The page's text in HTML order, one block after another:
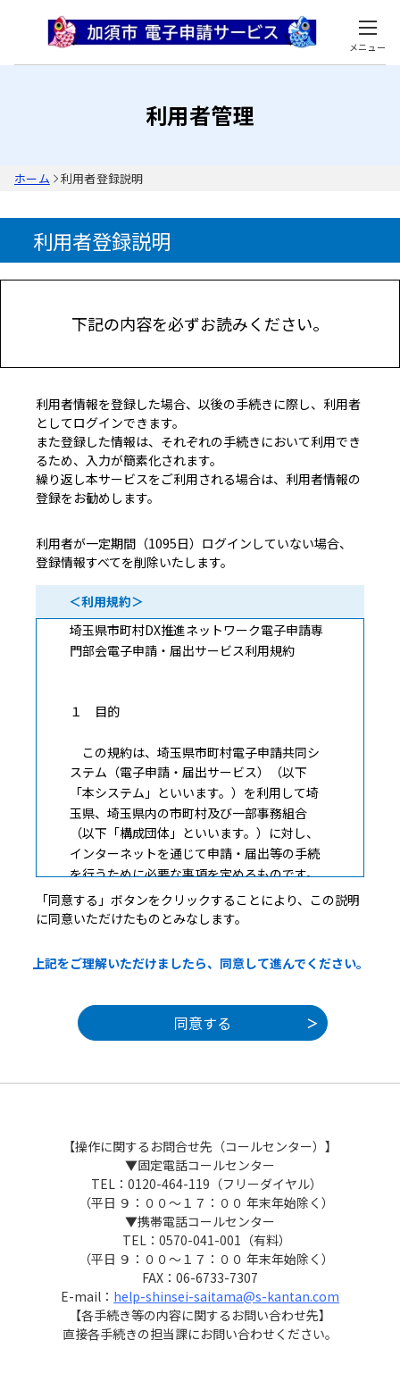
メニュー
利用者管理
ホーム 利用者登録説明
利用者登録説明
下記の内容を必ずお読みください。
利用者情報を登録した場合、以後の手続きに際し、利用者
としてログインできます。
また登録した情報は、それぞれの手続きにおいて利用でき
るため、入力が簡素化されます。
繰り返し本サービスをご利用される場合は、利用者情報の
登録をお勧めします。
利用者が一定期間（1095日）ログインしていない場合、
登録情報すべてを削除いたします。
＜利用規約＞
埼玉県市町村DX推進ネットワーク電子申請専
門部会電子申請・届出サービス利用規約
１ 目的
この規約は、埼玉県市町村電子申請共同シ
ステム（電子申請・届出サービス）（以下
「本システム」といいます。）を利用して埼
玉県、埼玉県内の市町村及び一部事務組合
（以下「構成団体」といいます。）に対し、
インターネットを通じて申請・届出等の手続
を行うために必要な事項を定めるものです。
本システムを利用して申請・届出等手続を
要です。このことを前提に、構成団体は本シ
ステムのサービスを提供します。本システム
みについても、この規約に同意したものとみ
なします。
３ 利用者ＩＤ・パスワード等の登録・変更
本システムを利用して申請・届出等手続を
行う場合は、利用者たる本人が利用方法に従
い利用者登録を行うことができるものとしま
す。
「同意する」ボタンをクリックすることにより、この説明
に同意いただけたものとみなします。
上記をご理解いただけましたら、同意して進んでください。
【操作に関するお問合せ先（コールセンター）】
▼固定電話コールセンター
TEL：0120-464-119（フリーダイヤル）
（平日 ９：００～１７：００ 年末年始除く）
▼携帯電話コールセンター
TEL：0570-041-001（有料）
（平日 ９：００～１７：００ 年末年始除く）
FAX：06-6733-7307
E-mail： help-shinsei-saitama@s-kantan.com
【各手続き等の内容に関するお問い合わせ先】
直接各手続きの担当課にお問い合わせください。